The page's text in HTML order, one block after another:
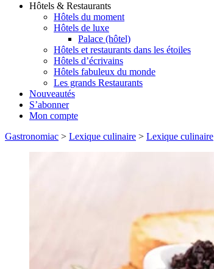
Hôtels & Restaurants
Hôtels du moment
Hôtels de luxe
Palace (hôtel)
Hôtels et restaurants dans les étoiles
Hôtels d’écrivains
Hôtels fabuleux du monde
Les grands Restaurants
Nouveautés
S’abonner
Mon compte
Gastronomiac > Lexique culinaire > Lexique culinaire